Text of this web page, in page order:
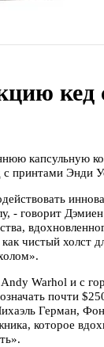
капсульную
принтами Энди
- говорит
чистый холст
Warhol и с
почти
Герман,
которое